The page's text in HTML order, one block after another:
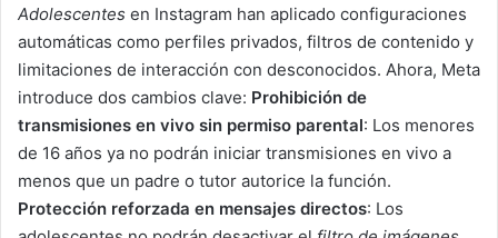
Adolescentes en Instagram han aplicado configuraciones
automáticas como perfiles privados, filtros de contenido y
limitaciones de interacción con desconocidos. Ahora, Meta
introduce dos cambios clave: Prohibición de
transmisiones en vivo sin permiso parental: Los menores
de 16 años ya no podrán iniciar transmisiones en vivo a
menos que un padre o tutor autorice la función.
Protección reforzada en mensajes directos: Los